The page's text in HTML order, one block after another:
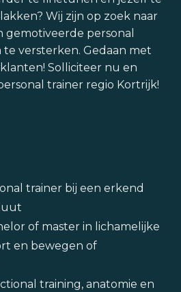
Wij zijn op zoek naar
gemotiveerde personal
versterken. Gedaan met
Solliciteer nu en
trainer regio Kortrijk!
trainer bij een erkend
of master in lichamelijke
en bewegen of
training, anatomie en